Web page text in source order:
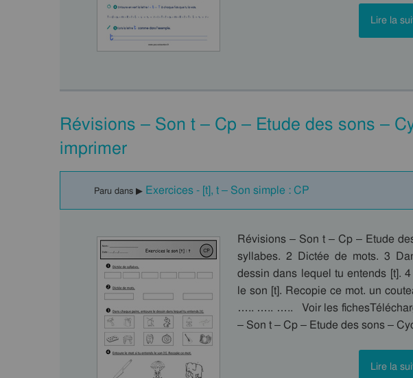
Lire la
Révisions – Son t – Cp – Etude des sons –
imprimer
Paru dans ▶ Exercices - [t], t – Son simple : CP
Révisions – Son t – Cp – Etude
syllabes. 2 Dictée de mots. 3
dessin dans lequel tu entends [t].
le son [t]. Recopie ce mot. un
….. ….. ….. Voir les
– Son t – Cp – Etude des sons –
Lire la